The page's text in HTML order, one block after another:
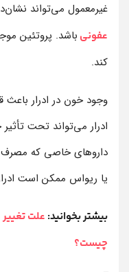
غیرمعمول می‌تواند
عفونی باشد. پروتئین
کند.
وجود خون در ادرار
ادرار می‌تواند تحت
داروهای خاصی که مصرف
یا ریواس ممکن است
بیشتر بخوانید: علت
چیست؟